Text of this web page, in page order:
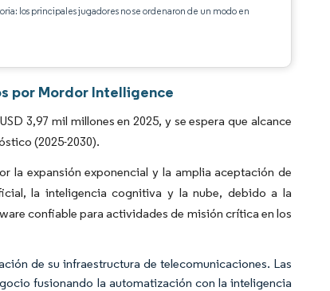
los principales jugadores no se ordenaron de un modo en
por Mordor Intelligence
3,97 mil millones en 2025, y se espera que alcance
(2025-2030).
la expansión exponencial y la amplia aceptación de
la inteligencia cognitiva y la nube, debido a la
confiable para actividades de misión crítica en los
de su infraestructura de telecomunicaciones. Las
fusionando la automatización con la inteligencia